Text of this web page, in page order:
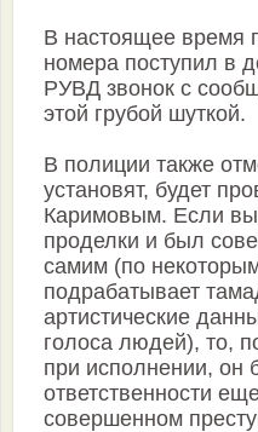
В настоящее время
номера поступил в
РУВД звонок с
этой грубой шуткой.
В полиции также
установят, будет
Каримовым. Если
проделки и был
самим (по
подрабатывает
артистические
голоса людей), то,
при исполнении, он
ответственности
совершенном